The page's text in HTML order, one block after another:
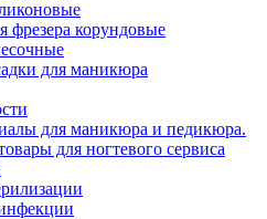
фрезера корундовые
для маникюра
для маникюра и педикюра.
для ногтевого сервиса